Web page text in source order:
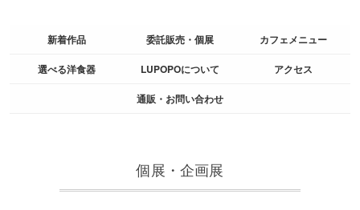
新着作品 委託販売・個展 カフェメニュー
選べる洋食器 LUPOPOについて アクセス
通販・お問い合わせ
個展・企画展